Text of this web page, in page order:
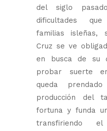
del siglo
dificultades
familias isleñas,
Cruz se ve
en busca de su
probar suerte
queda
producción del
fortuna y funda
transfiriendo